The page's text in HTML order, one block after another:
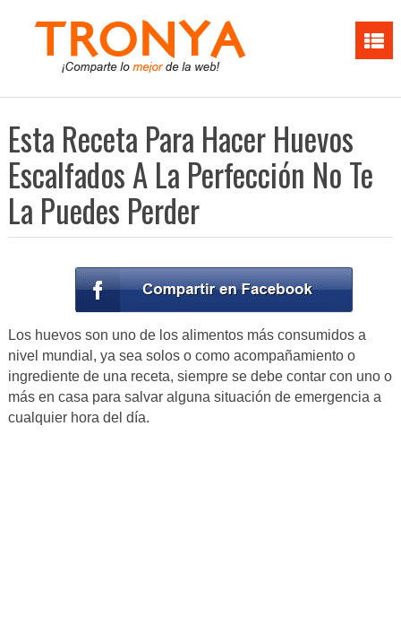
Esta Receta Para Hacer Huevos
Escalfados A La Perfección No Te
La Puedes Perder
Los huevos son uno de los alimentos más consumidos a
nivel mundial, ya sea solos o como acompañamiento o
ingrediente de una receta, siempre se debe contar con uno o
más en casa para salvar alguna situación de emergencia a
cualquier hora del día.